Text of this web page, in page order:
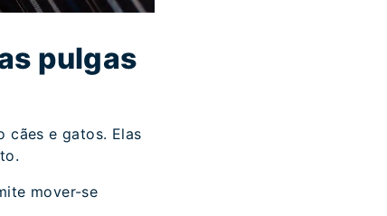
pulgas
cães e gatos. Elas
mover-se